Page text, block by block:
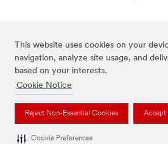
This website uses cookies on your
navigation, analyze site usage, and
based on your interests.
Cookie Notice
Reject Non-Essential Cookies Accept
Cookie Preferences
3M, Post-it® og farven Canary Yellow™ er